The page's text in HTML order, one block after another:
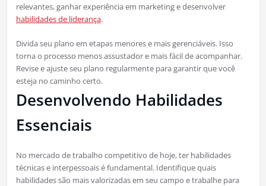
relevantes, ganhar experiência em marketing e desenvolver
habilidades de liderança.
Divida seu plano em etapas menores e mais gerenciáveis. Isso
torna o processo menos assustador e mais fácil de acompanhar.
Revise e ajuste seu plano regularmente para garantir que você
esteja no caminho certo.
Desenvolvendo Habilidades
Essenciais
No mercado de trabalho competitivo de hoje, ter habilidades
técnicas e interpessoais é fundamental. Identifique quais
habilidades são mais valorizadas em seu campo e trabalhe para